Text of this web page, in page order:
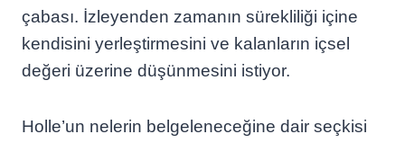
çabası. İzleyenden zamanın sürekliliği içine
kendisini yerleştirmesini ve kalanların içsel
değeri üzerine düşünmesini istiyor.
Holle’un nelerin belgeleneceğine dair seçkisi